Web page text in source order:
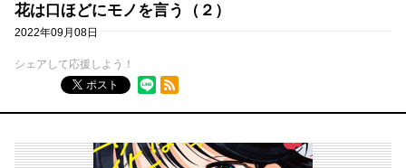
花は口ほどにモノを言う（２）
2022年09月08日
シェアして応援しよう！
ポスト
RSSフィード